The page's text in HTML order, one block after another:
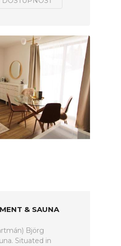
& SAUNA
Björg
Situated in